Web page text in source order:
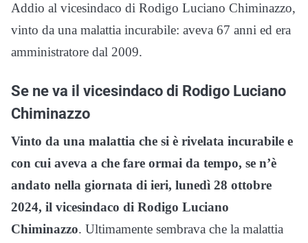
Addio al vicesindaco di Rodigo Luciano Chiminazzo,
vinto da una malattia incurabile: aveva 67 anni ed era
amministratore dal 2009.
Se ne va il vicesindaco di Rodigo Luciano
Chiminazzo
Vinto da una malattia che si è rivelata incurabile e
con cui aveva a che fare ormai da tempo, se n’è
andato nella giornata di ieri, lunedì 28 ottobre
2024, il vicesindaco di Rodigo Luciano
Chiminazzo. Ultimamente sembrava che la malattia